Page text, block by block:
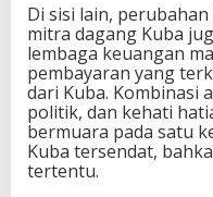
Di sisi lain,
mitra dagang Kuba
lembaga keuangan
pembayaran yang
dari Kuba. Kombinasi
politik, dan kehati
bermuara pada satu
Kuba tersendat,
tertentu.